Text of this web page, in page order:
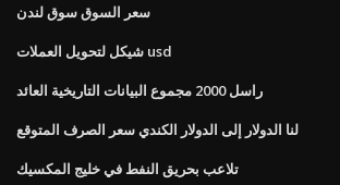
سعر السوق سوق لندن
شيكل لتحويل العملات usd
راسل 2000 مجموع البيانات التاريخية العائد
لنا الدولار إلى الدولار الكندي سعر الصرف المتوقع
تلاعب بحريق النفط في خليج المكسيك